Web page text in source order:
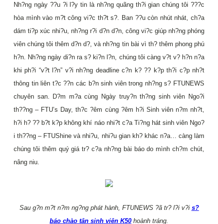
Nh?ng ngày ??u ?i l?y tin là nh?ng quãng th?i gian chúng tôi ???c
hòa mình vào m?t công vi?c th?t s?. Ban ??u còn nhút nhát, ch?a
dám ti?p xúc nhi?u, nh?ng r?i d?n d?n, công vi?c giúp nh?ng phóng
viên chúng tôi thêm d?n d?, và nh?ng tin bài vì th? thêm phong phú
h?n. Nh?ng ngày di?n ra s? ki?n l?n, chúng tôi càng v?t v? h?n n?a
khi ph?i “v?t l?n” v?i nh?ng deadline c?n k? ?? k?p th?i c?p nh?t
thông tin liên t?c ??n các b?n sinh viên trong nh?ng s? FTUNEWS
chuyên san. D?m m?a cùng Ngày truy?n th?ng sinh viên Ngo?i
th??ng – FTU’s Day, th?c ?êm cùng ?êm h?i Sinh viên n?m nh?t,
h?i h? ?? b?t k?p không khí náo nhi?t c?a Ti?ng hát sinh viên Ngo?
i th??ng – FTUShine và nhi?u, nhi?u gian kh? khác n?a… càng làm
chúng tôi thêm quý giá tr? c?a nh?ng bài báo do mình ch?m chút,
nâng niu.
Sau g?n m?t n?m ng?ng phát hành, FTUNEWS ?ã tr? l?i v?i s?
báo chào tân sinh viên K50 hoành tráng.